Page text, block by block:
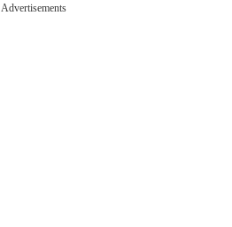
Advertisements